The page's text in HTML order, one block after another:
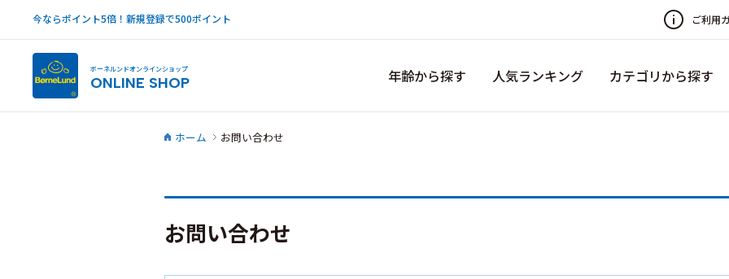
今ならポイント5倍！新規登録で500ポイント ご利用
ボーネルンドオンラインショップ
ONLINE SHOP 年齢から探す 人気ランキング カテゴリから探す
ホーム お問い合わせ
お問い合わせ